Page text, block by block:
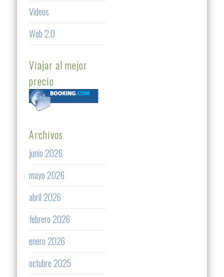
Videos
Web 2.0
Viajar al mejor
precio
Archivos
junio 2026
mayo 2026
abril 2026
febrero 2026
enero 2026
octubre 2025